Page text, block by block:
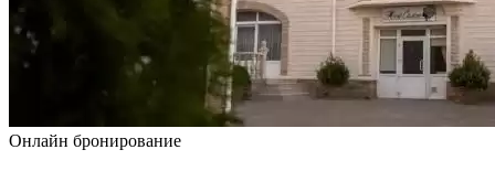
Онлайн бронирование